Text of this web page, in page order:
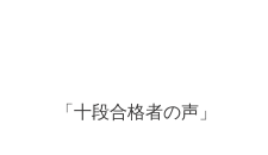
「十段合格者の声」